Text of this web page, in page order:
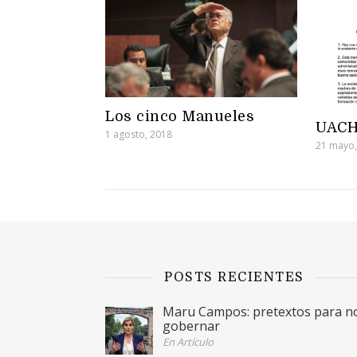
Los cinco Manueles
1 agosto, 2018
21
POSTS RECIENTES
Maru Campos: pretextos para
gobernar
En Artículo